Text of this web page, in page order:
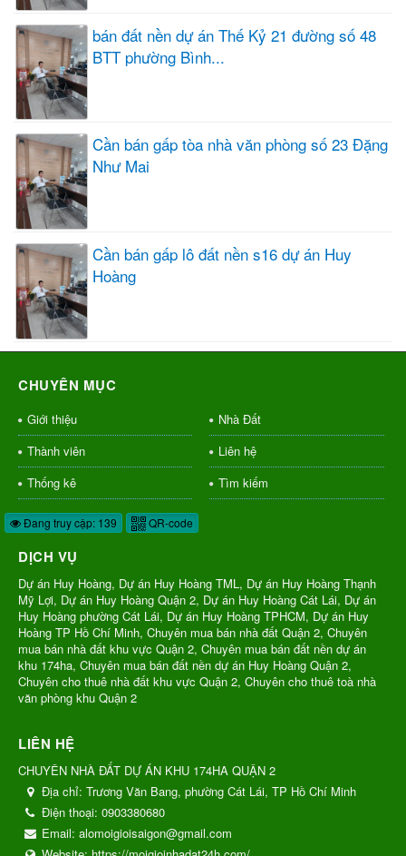
bán đất nền dự án Thế Kỷ 21 đường số 48
BTT phường Bình...
Cần bán gấp tòa nhà văn phòng số 23 Đặng
Như Mai
Cần bán gấp lô đất nền s16 dự án Huy
Hoàng
CHUYÊN MỤC
Giới thiệu
Nhà Đất
Thành viên
Liên hệ
Thống kê
Tìm kiếm
Đang truy cập: 139 QR-code
DỊCH VỤ
Dự án Huy Hoàng, Dự án Huy Hoàng TML, Dự án Huy Hoàng Thạnh
Mỹ Lợi, Dự án Huy Hoàng Quận 2, Dự án Huy Hoàng Cát Lái, Dự án
Huy Hoàng phường Cát Lái, Dự án Huy Hoàng TPHCM, Dự án Huy
Hoàng TP Hồ Chí Minh, Chuyên mua bán nhà đất Quận 2, Chuyên
mua bán nhà đất khu vực Quận 2, Chuyên mua bán đất nền dự án
khu 174ha, Chuyên mua bán đất nền dự án Huy Hoàng Quận 2,
Chuyên cho thuê nhà đất khu vực Quận 2, Chuyên cho thuê toà nhà
văn phòng khu Quận 2
LIÊN HỆ
CHUYÊN NHÀ ĐẤT DỰ ÁN KHU 174HA QUẬN 2
Địa chỉ: Trương Văn Bang, phường Cát Lái, TP Hồ Chí Minh
Điện thoại: 0903380680
Email: alomoigioisaigon@gmail.com